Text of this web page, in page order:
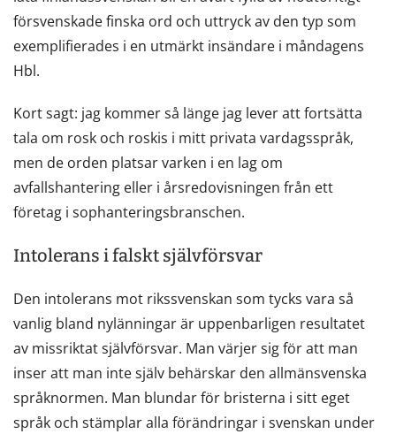
försvenskade finska ord och uttryck av den typ som
exemplifierades i en utmärkt insändare i måndagens
Hbl.
Kort sagt: jag kommer så länge jag lever att fortsätta
tala om rosk och roskis i mitt privata vardagsspråk,
men de orden platsar varken i en lag om
avfallshantering eller i årsredovisningen från ett
företag i sophanteringsbranschen.
Intolerans i falskt självförsvar
Den intolerans mot rikssvenskan som tycks vara så
vanlig bland nylänningar är uppenbarligen resultatet
av missriktat självförsvar. Man värjer sig för att man
inser att man inte själv behärskar den allmänsvenska
språknormen. Man blundar för bristerna i sitt eget
språk och stämplar alla förändringar i svenskan under